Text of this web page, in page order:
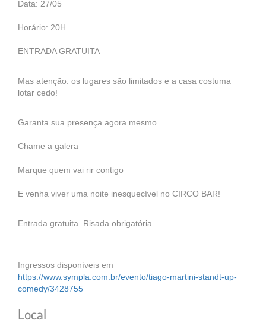
Data: 27/05
Horário: 20H
ENTRADA GRATUITA
Mas atenção: os lugares são limitados e a casa costuma
lotar cedo!
Garanta sua presença agora mesmo
Chame a galera
Marque quem vai rir contigo
E venha viver uma noite inesquecível no CIRCO BAR!
Entrada gratuita. Risada obrigatória.
Ingressos disponíveis em
https://www.sympla.com.br/evento/tiago-martini-standt-up-
comedy/3428755
Local